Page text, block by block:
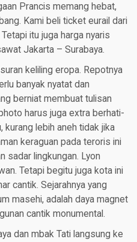
Prancis memang hebat,
Kami beli ticket eurail dari
itu juga harga nyaris
Jakarta – Surabaya.
keliling eropa. Repotnya
banyak nyatat dan
berniat membuat tulisan
harus juga extra berhati-
kurang lebih aneh tidak jika
keraguan pada teroris ini
sadar lingkungan. Lyon
Tetapi begitu juga kota ini
cantik. Sejarahnya yang
masehi, adalah daya magnet
cantik monumental.
dan mbak Tati langsung ke